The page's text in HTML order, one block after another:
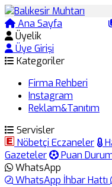
Ana Sayfa
Üyelik
Üye Girişi
Kategoriler
Firma Rehberi
Instagram
Reklam&Tanıtım
Servisler
Nöbetçi Eczaneler
Gazeteler
Puan
WhatsApp
WhatsApp İhbar Hattı